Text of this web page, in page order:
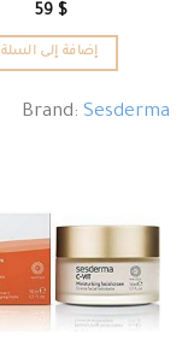
تم التقييم
5.00من 5
59 $
إضافة إلى السلة
Brand:Sesderma